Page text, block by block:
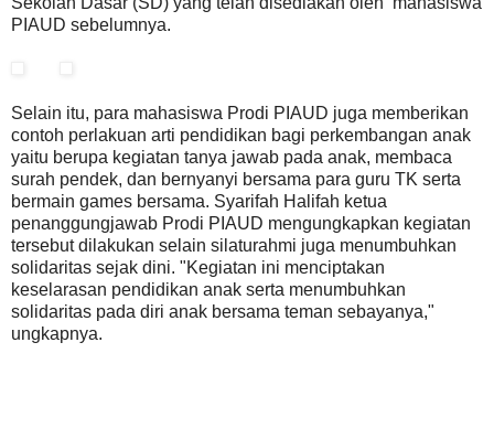
PIAUD sebelumnya.
Selain itu, para mahasiswa Prodi PIAUD juga memberikan
contoh perlakuan arti pendidikan bagi perkembangan anak
yaitu berupa kegiatan tanya jawab pada anak, membaca
surah pendek, dan bernyanyi bersama para guru TK serta
bermain games bersama. Syarifah Halifah ketua
penanggungjawab Prodi PIAUD mengungkapkan kegiatan
tersebut dilakukan selain silaturahmi juga menumbuhkan
solidaritas sejak dini. "Kegiatan ini menciptakan
keselarasan pendidikan anak serta menumbuhkan
solidaritas pada diri anak bersama teman sebayanya,"
ungkapnya.